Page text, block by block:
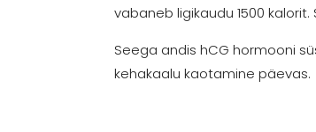
vabaneb ligikaudu 1500
Seega andis hCG hormooni
kehakaalu kaotamine päevas.